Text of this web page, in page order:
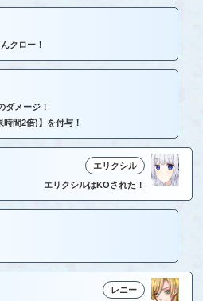
クロー！
ダメージ！
間2倍)】を付与！
エリクシル
エリクシルはKOされた！
レニー